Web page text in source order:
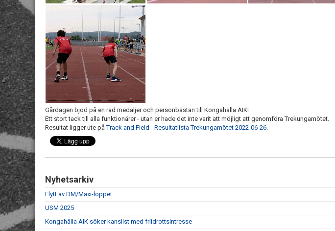
Gårdagen bjöd på en rad medaljer och personbästan till Kongahälla AIK!
Ett stort tack till alla funktionärer - utan er hade det inte varit att möjligt att genomföra Trekungamötet.
Resultat ligger ute påTrack and Field - Resultatlista Trekungamötet 2022-06-26.
Nyhetsarkiv
Flytt av DM/Maxi-loppet
USM 2025
Kongahälla AIK söker kanslist med friidrottsintresse